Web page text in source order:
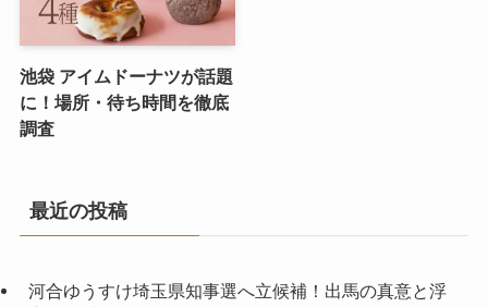
池袋 アイムドーナツが話題
に！場所・待ち時間を徹底
調査
最近の投稿
河合ゆうすけ埼玉県知事選へ立候補！出馬の真意と浮